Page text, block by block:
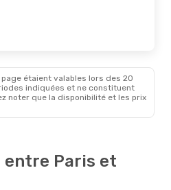
étaient valables lors des 20
indiquées et ne constituent
noter que la disponibilité et les prix
entre Paris et